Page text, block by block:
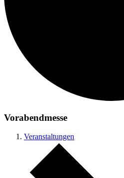
Vorabendmesse
Veranstaltungen